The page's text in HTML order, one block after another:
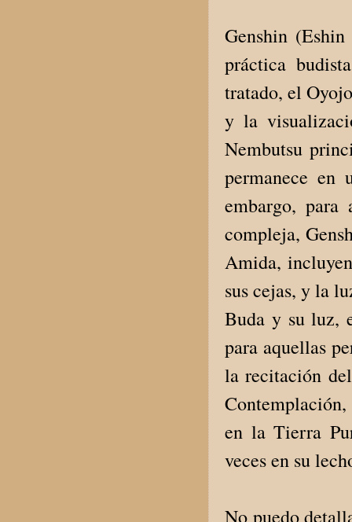
Genshin
práctica
tratado, el
y la
Nembutsu
permanece
embargo, para
compleja,
Amida,
sus cejas, y la
Buda y su luz,
para aquellas
la recitación
Contemplación,
en la Tierra
veces en su
No puedo